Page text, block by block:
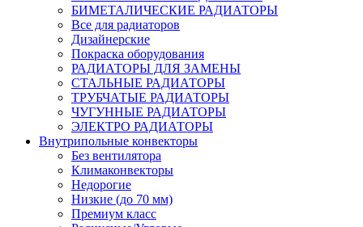
БИМЕТАЛИЧЕСКИЕ РАДИАТОРЫ
Все для радиаторов
Дизайнерские
Покраска оборудования
РАДИАТОРЫ ДЛЯ ЗАМЕНЫ
СТАЛЬНЫЕ РАДИАТОРЫ
ТРУБЧАТЫЕ РАДИАТОРЫ
ЧУГУННЫЕ РАДИАТОРЫ
ЭЛЕКТРО РАДИАТОРЫ
Внутрипольные конвекторы
Без вентилятора
Климаконвекторы
Недорогие
Низкие (до 70 мм)
Премиум класс